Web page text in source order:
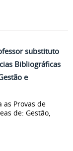
substituto
Bibliográficas
e
as Provas de
de: Gestão,